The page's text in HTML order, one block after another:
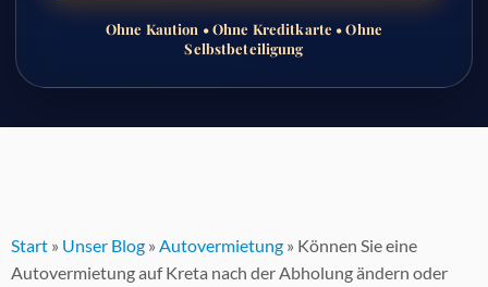
Ohne Kaution • Ohne Kreditkarte • Ohne
Selbstbeteiligung
Start » Unser Blog » Autovermietung » Können Sie eine
Autovermietung auf Kreta nach der Abholung ändern oder